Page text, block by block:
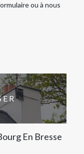
ou à nous
En Bresse